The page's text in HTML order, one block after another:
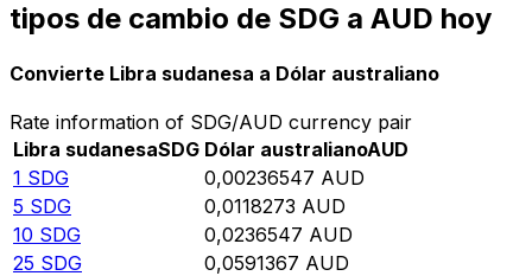
tipos de cambio de SDG a AUD hoy
Convierte Libra sudanesa a Dólar australiano
Rate information of SDG/AUD currency pair
Libra sudanesaSDG Dólar australianoAUD
1 SDG 0,00236547 AUD
5 SDG 0,0118273 AUD
10 SDG 0,0236547 AUD
25 SDG 0,0591367 AUD